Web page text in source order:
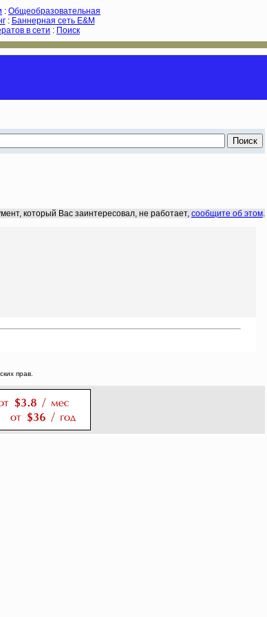
: Общеобразовательная
: Баннерная сеть E&M
в сети : Поиск
который Вас заинтересовал, не работает, сообщите об этом.
прав.